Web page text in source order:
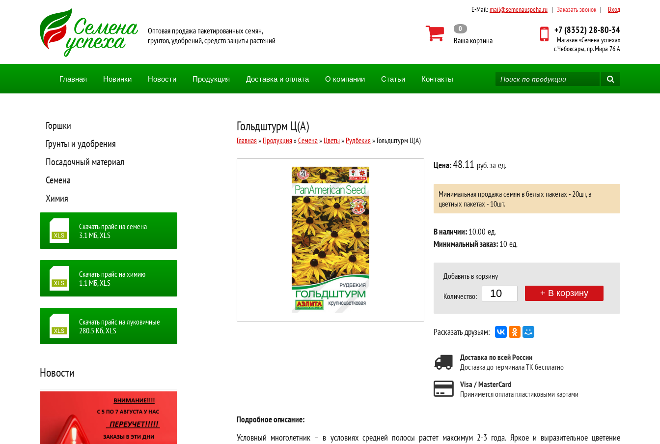
E-Mail:mail@semenauspeha.ru | Заказать звонок | Вход
Oптовая продажа пакетированных семян,
грунтов, удобрений, средств защиты растений
0
Ваша корзина
+7 (8352) 28-80-34
Магазин «Семена успеха»
г. Чебоксары, пр. Мира 76 А
Главная Новинки Новости Продукция Доставка и оплата О компании Статьи Контакты
Горшки
Грунты и удобрения
Посадочный материал
Семена
Химия
Скачать прайс на семена
3.1 MБ, XLS
Скачать прайс на химию
1.1 MБ, XLS
Скачать прайс на луковичные
280.5 Кб, XLS
Новости
Гольдштурм Ц(А)
Главная » Продукция »Семена» Цветы» Рудбекия » Гольдштурм Ц(А)
Цена:48.11 руб. за ед.
Минимальная продажа семян в белых пакетах - 20шт, в
цветных пакетах - 10шт.
В наличии:10.00 ед.
Минимальный заказ:10 ед.
Добавить в корзину
Количество: + В корзину
Расказать друзьям:
Доставка по всей России
Доставка до терминала ТК бесплатно
Visa / MasterCard
Принимется оплата пластиковыми картами
Подробное описание:
Условный многолетник – в условиях средней полосы растет максимум 2-3 года. Яркое и выразительное цветение